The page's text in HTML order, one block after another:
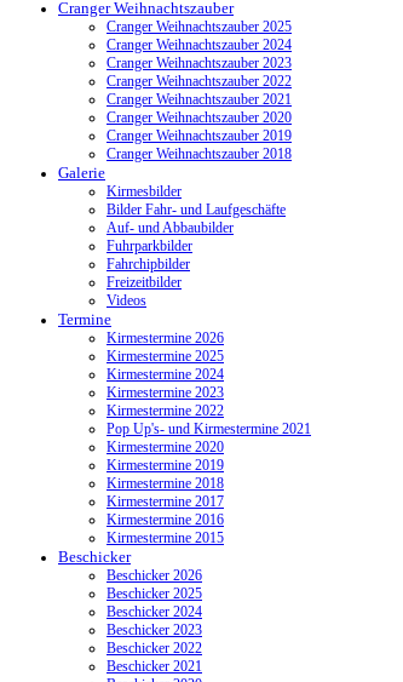
Cranger Weihnachtszauber
Cranger Weihnachtszauber 2025
Cranger Weihnachtszauber 2024
Cranger Weihnachtszauber 2023
Cranger Weihnachtszauber 2022
Cranger Weihnachtszauber 2021
Cranger Weihnachtszauber 2020
Cranger Weihnachtszauber 2019
Cranger Weihnachtszauber 2018
Galerie
Kirmesbilder
Bilder Fahr- und Laufgeschäfte
Auf- und Abbaubilder
Fuhrparkbilder
Fahrchipbilder
Freizeitbilder
Videos
Termine
Kirmestermine 2026
Kirmestermine 2025
Kirmestermine 2024
Kirmestermine 2023
Kirmestermine 2022
Pop Up's- und Kirmestermine 2021
Kirmestermine 2020
Kirmestermine 2019
Kirmestermine 2018
Kirmestermine 2017
Kirmestermine 2016
Kirmestermine 2015
Beschicker
Beschicker 2026
Beschicker 2025
Beschicker 2024
Beschicker 2023
Beschicker 2022
Beschicker 2021